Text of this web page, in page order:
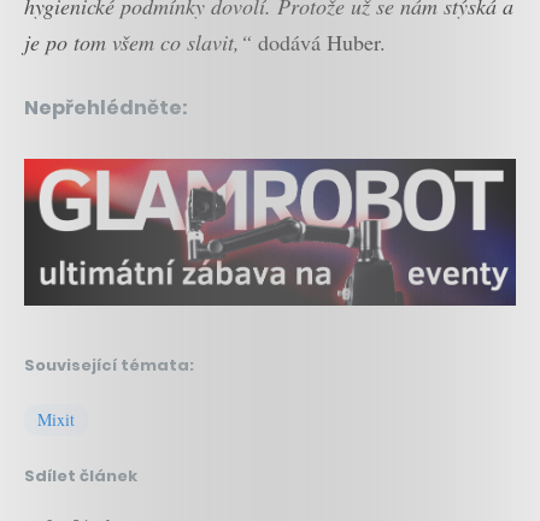
hygienické podmínky dovolí. Protože už se nám stýská a
je po tom všem co slavit,“ dodává Huber.
Nepřehlédněte:
Související témata:
Mixit
Sdílet článek